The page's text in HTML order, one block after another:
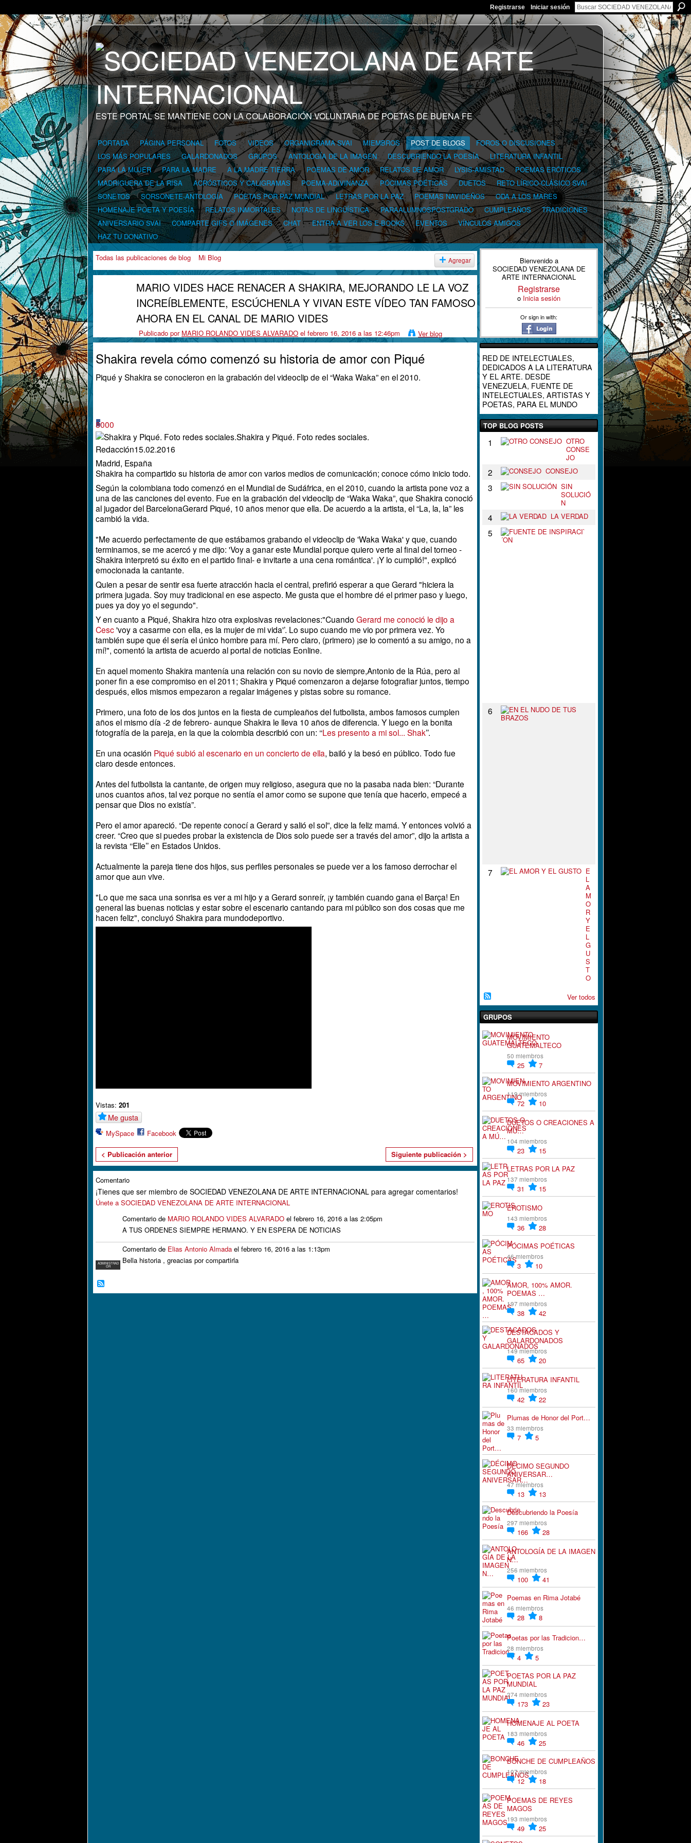
Registrarse Iniciar sesión
ESTE PORTAL SE MANTIENE CON LA COLABORACIÓN VOLUNTARIA DE POETAS DE BUENA FE
PORTADA PÁGINA PERSONAL FOTOS VIDEOS ORGANIGRAMA SVAI MIEMBROS POST DE BLOGS
FOROS O DISCUSIONES
LOS MÁS POPULARES
GALARDONADOS GRUPOS ANTOLOGÍA DE LA IMAGEN DESCUBRIENDO LA POESÍA
LITERATURA INFANTIL
PARA LA MUJER
PARA LA MADRE A LA MADRE TIERRA POEMAS DE AMOR RELATOS DE AMOR LYSIS-AMISTAD
POEMAS ERÓTICOS
MADRIGUERA DE LA RISA
ACRÓSTICOS Y CALIGRAMAS POEMA-ADIVINANZA PÓCIMAS POÉTICAS DUETOS
RETO LÍRICO-CLÁSICO SVAI
SONETOS
SORSONETE-ANTOLOGÍA POETAS POR PAZ MUNDIAL LETRAS POR LA PAZ POEMAS NAVIDEÑOS
ODA A LOS MARES
HOMENAJE POETA Y POESÍA
RELATOS INMORTALES NOTAS DE LINGÜÍSTICA PARAALUMNOSPOSTGRADO CUMPLEAÑOS
TRADICIONES
ANIVERSARIO SVAI
COMPARTE GIFS O IMÁGENES CHAT ENTRA A VER LOS E-BOOKS EVENTOS
VÍNCULOS AMIGOS
HAZ TU DONATIVO
Todas las publicaciones de blog Mi Blog Agregar
MARIO VIDES HACE RENACER A SHAKIRA, MEJORANDO LE LA VOZ
INCREÍBLEMENTE, ESCÚCHENLA Y VIVAN ESTE VÍDEO TAN FAMOSO
AHORA EN EL CANAL DE MARIO VIDES
Publicado por MARIO ROLANDO VIDES ALVARADO el febrero 16, 2016 a las 12:46pm Ver blog
Shakira revela cómo comenzó su historia de amor con Piqué
Piqué y Shakira se conocieron en la grabación del videoclip de el “Waka Waka” en el 2010.
8000
Shakira y Piqué. Foto redes sociales.
Redacción15.02.2016
Madrid, España
Shakira ha compartido su historia de amor con varios medios de comunicación; conoce cómo inicio todo.
Según la colombiana todo comenzó en el Mundial de Sudáfrica, en el 2010, cuando la artista pone voz a
una de las canciones del evento. Fue en la grabación del videoclip de “Waka Waka”, que Shakira conoció
al jugador del BarcelonaGerard Piqué, 10 años menor que ella. De acuerdo a la artista, el “La, la, la” les
cambió la vida.
"Me acuerdo perfectamente de que estábamos grabando el videoclip de 'Waka Waka' y que, cuando
terminamos, se me acercó y me dijo: 'Voy a ganar este Mundial porque quiero verte al final del torneo -
Shakira interpretó su éxito en el partido final- e invitarte a una cena romántica'. ¡Y lo cumplió!", explicó
emocionada la cantante.
Quien a pesar de sentir esa fuerte atracción hacia el central, prefirió esperar a que Gerard "hiciera la
primera jugada. Soy muy tradicional en ese aspecto. Me gusta que el hombre dé el primer paso y luego,
pues ya doy yo el segundo".
Y en cuanto a Piqué, Shakira hizo otra explosivas revelaciones:"Cuando Gerard me conoció le dijo a
Cesc'voy a casarme con ella, es la mujer de mi vida'’. Lo supo cuando me vio por primera vez. Yo
también supe que él sería el único hombre para mí. Pero claro, (primero) ¡se lo comentó a su amigo, no a
mí!", comentó la artista de acuerdo al portal de noticias Eonline.
En aquel momento Shakira mantenía una relación con su novio de siempre,Antonio de la Rúa, pero al
poner fin a ese compromiso en el 2011; Shakira y Piqué comenzaron a dejarse fotografiar juntos, tiempo
después, ellos mismos empezaron a regalar imágenes y pistas sobre su romance.
Primero, una foto de los dos juntos en la fiesta de cumpleaños del futbolista, ambos famosos cumplen
años el mismo día -2 de febrero- aunque Shakira le lleva 10 años de diferencia. Y luego en la bonita
fotografía de la pareja, en la que la colombia describió con un: ‘‘Les presento a mi sol... Shak’’.
En una ocasión Piqué subió al escenario en un concierto de ella, bailó y la besó en público. Todo fue
claro desde entonces.
Antes del futbolista la cantante, de origen muy religioso, asegura que no la pasaba nada bien: “Durante
unos cuantos años, tal vez porque no sentía el amor como se supone que tenía que hacerlo, empecé a
pensar que Dios no existía”.
Pero el amor apareció. “De repente conocí a Gerard y salió el sol”, dice la feliz mamá. Y entonces volvió a
creer. “Creo que si puedes probar la existencia de Dios solo puede ser a través del amor”, dijo la artista a
la revista ‘‘Elle’’en Estados Unidos.
Actualmente la pareja tiene dos hijos, sus perfiles personales se puede ver a los famoso derrochar el
amor que aun vive.
"Lo que me saca una sonrisa es ver a mi hijo y a Gerard sonreír, ¡y también cuando gana el Barça! En
general las buenas noticias y estar sobre el escenario cantando para mi público son dos cosas que me
hacen feliz", concluyó Shakira para mundodeportivo.
Vistas: 201
Me gusta
MySpace Facebook
< Publicación anterior Siguiente publicación >
Comentario
¡Tienes que ser miembro de SOCIEDAD VENEZOLANA DE ARTE INTERNACIONAL para agregar comentarios!
Únete a SOCIEDAD VENEZOLANA DE ARTE INTERNACIONAL
Comentario de MARIO ROLANDO VIDES ALVARADO el febrero 16, 2016 a las 2:05pm
A TUS ORDENES SIEMPRE HERMANO. Y EN ESPERA DE NOTICIAS
ADMINISTRAD
OR
Comentario de Elias Antonio Almada el febrero 16, 2016 a las 1:13pm
Bella historia , greacias por compartirla
Bienvenido a
SOCIEDAD VENEZOLANA DE
ARTE INTERNACIONAL
Registrarse
o Inicia sesión
Or sign in with:
RED DE INTELECTUALES,
DEDICADOS A LA LITERATURA
Y EL ARTE. DESDE
VENEZUELA, FUENTE DE
INTELECTUALES, ARTISTAS Y
POETAS, PARA EL MUNDO
TOP BLOG POSTS
1
OTRO
CONSE
JO
2 CONSEJO
3
SIN
SOLUCIÓ
N
4 LA VERDAD
5
6
7
E
L
A
M
O
R
Y
E
L
G
U
S
T
O
Ver todos
GRUPOS
MOVIMIENTO
GUATEMALTECO
50 miembros
25
7
MOVIMIENTO ARGENTINO
119 miembros
72
10
DUETOS O CREACIONES A
MÚ…
104 miembros
23
15
LETRAS POR LA PAZ
137 miembros
31
15
EROTISMO
143 miembros
36
28
PÓCIMAS POÉTICAS
46 miembros
3
10
AMOR, 100% AMOR.
POEMAS …
197 miembros
38
42
DESTACADOS Y
GALARDONADOS
149 miembros
65
20
LITERATURA INFANTIL
160 miembros
42
22
Plumas de Honor del Port…
33 miembros
7 5
DÉCIMO SEGUNDO
ANIVERSAR…
47 miembros
13
13
Descubriendo la Poesía
297 miembros
166
28
ANTOLOGÍA DE LA IMAGEN
N…
256 miembros
100
41
Poemas en Rima Jotabé
46 miembros
28 8
Poetas por las Tradicion…
28 miembros
4
5
POETAS POR LA PAZ
MUNDIAL
274 miembros
173
23
HOMENAJE AL POETA
183 miembros
46
25
BONCHE DE CUMPLEAÑOS
107 miembros
12
18
POEMAS DE REYES
MAGOS
193 miembros
49
25